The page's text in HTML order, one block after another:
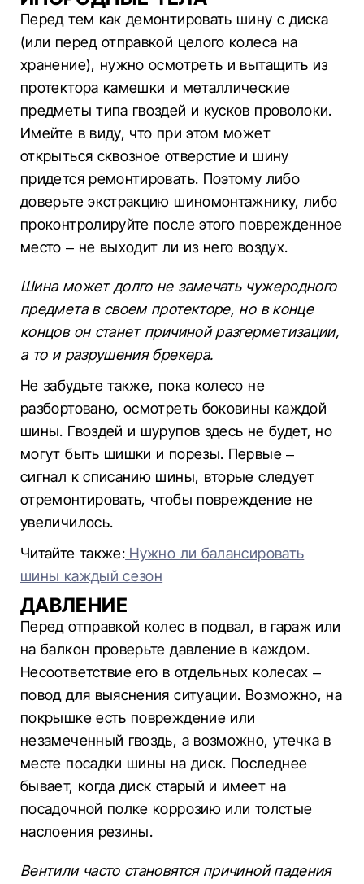
Перед тем как демонтировать шину с диска
(или перед отправкой целого колеса на
хранение), нужно осмотреть и вытащить из
протектора камешки и металлические
предметы типа гвоздей и кусков проволоки.
Имейте в виду, что при этом может
открыться сквозное отверстие и шину
придется ремонтировать. Поэтому либо
доверьте экстракцию шиномонтажнику, либо
проконтролируйте после этого поврежденное
место – не выходит ли из него воздух.
Шина может долго не замечать чужеродного
предмета в своем протекторе, но в конце
концов он станет причиной разгерметизации,
а то и разрушения брекера.
Не забудьте также, пока колесо не
разбортовано, осмотреть боковины каждой
шины. Гвоздей и шурупов здесь не будет, но
могут быть шишки и порезы. Первые –
сигнал к списанию шины, вторые следует
отремонтировать, чтобы повреждение не
увеличилось.
Читайте также: Нужно ли балансировать
шины каждый сезон
ДАВЛЕНИЕ
Перед отправкой колес в подвал, в гараж или
на балкон проверьте давление в каждом.
Несоответствие его в отдельных колесах –
повод для выяснения ситуации. Возможно, на
покрышке есть повреждение или
незамеченный гвоздь, а возможно, утечка в
месте посадки шины на диск. Последнее
бывает, когда диск старый и имеет на
посадочной полке коррозию или толстые
наслоения резины.
Вентили часто становятся причиной падения